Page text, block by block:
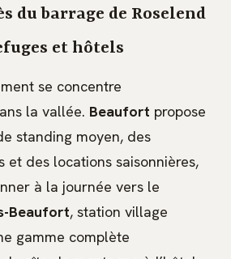
du barrage de Roselend
et hôtels
se concentre
la vallée. Beaufort propose
standing moyen, des
et des locations saisonnières,
à la journée vers le
Beaufort, station village
gamme complète